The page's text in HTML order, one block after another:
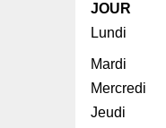
JOUR
Lundi
Mardi
Mercredi
Jeudi